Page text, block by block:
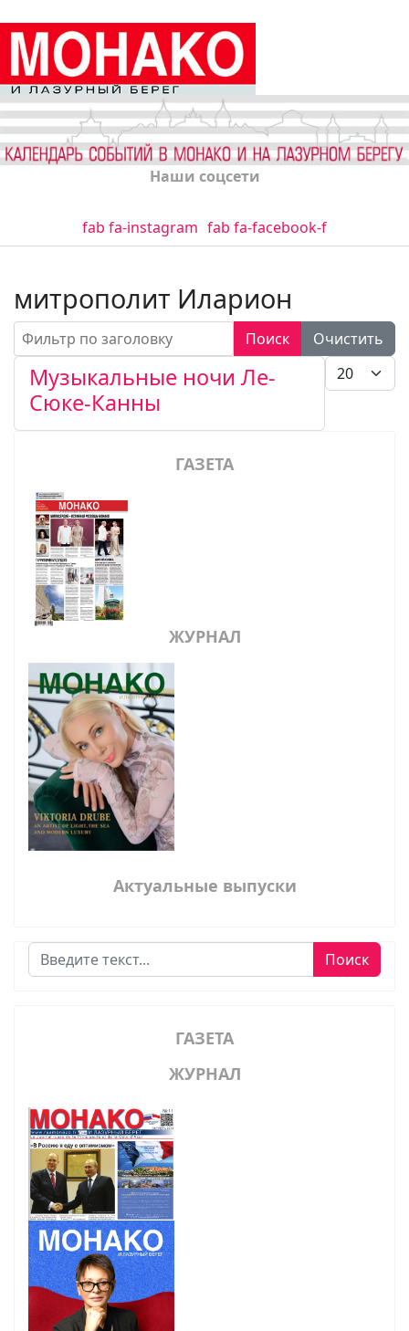
Наши соцсети
fab fa-instagram fab fa-facebook-f
митрополит Иларион
Фильтр по заголовку Поиск
Очистить
Кол-во
Музыкальные ночи Ле-
Сюке-Канны
ГАЗЕТА
ЖУРНАЛ
Актуальные выпуски
Поиск Поиск
ГАЗЕТА
ЖУРНАЛ